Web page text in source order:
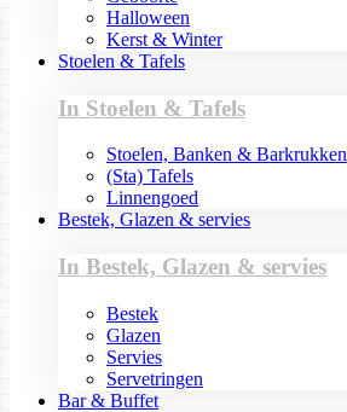
Halloween
Kerst & Winter
Stoelen & Tafels
In Stoelen & Tafels
Stoelen, Banken & Barkrukken
(Sta) Tafels
Linnengoed
Bestek, Glazen & servies
In Bestek, Glazen & servies
Bestek
Glazen
Servies
Servetringen
Bar & Buffet